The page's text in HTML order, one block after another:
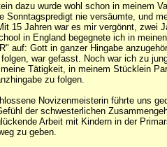
dazu wurde wohl schon in meinem
nie versäumte, und
15 Jahren war es mir vergönnt, zwei
in England begegnete ich in
auf: Gott in ganzer Hingabe
war gefasst. Noch war ich zu
Tätigkeit, in meinem Stücklein
zu folgen.
Novizenmeisterin führte uns
der schwesterlichen
Arbeit mit Kindern in der
zu geben.